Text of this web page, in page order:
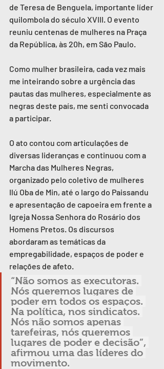
de Teresa de Benguela, importante líder
quilombola do século XVIII. O evento
reuniu centenas de mulheres na Praça
da República, às 20h, em São Paulo.
Como mulher brasileira, cada vez mais
me inteirando sobre a urgência das
pautas das mulheres, especialmente as
negras deste país, me senti convocada
a participar.
O ato contou com articulações de
diversas lideranças e continuou com a
Marcha das Mulheres Negras,
organizado pelo coletivo de mulheres
Ilú Oba de Min, até o largo do Paissandu
e apresentação de capoeira em frente a
Igreja Nossa Senhora do Rosário dos
Homens Pretos. Os discursos
abordaram as temáticas da
empregabilidade, espaços de poder e
relações de afeto.
“Não somos as executoras.
Nós queremos lugares de
poder em todos os espaços.
Na política, nos sindicatos.
Nós não somos apenas
tarefeiras, nós queremos
lugares de poder e decisão”,
afirmou uma das líderes do
movimento.